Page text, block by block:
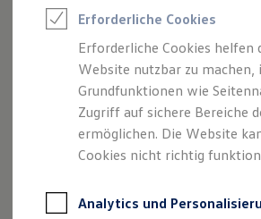
Elektroauto Leasing
Kleinwagen-Leasing
Leasing ohne Anzahlung
Finanzierung
Autokredit mit
Versicherungen und Garantien
Kfz-Versicherung
Garantien
Professional Class bei
Impressum
Datenschutzerklärung
Impressum
Inhaltlich verantwortlich gemäß § 55
Autocenter Rußler GmbH
Erforderliche Cookies
Erforderliche Cookies helfen
Website nutzbar zu machen,
Grundfunktionen wie
Zugriff auf sichere Bereiche
ermöglichen. Die Website
Cookies nicht richtig
Analytics und